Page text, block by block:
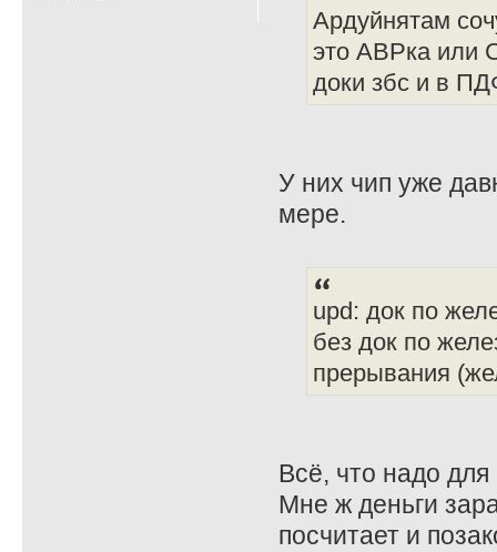
Ардуйнятам
это АВРка или
доки збс и в
У них чип уже
мере.
upd: док по
без док по
прерывания
Всё, что надо
Мне ж деньги
посчитает и